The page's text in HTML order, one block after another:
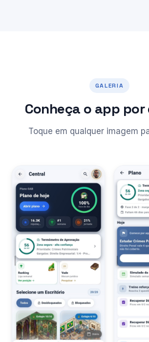
GALERIA
Conheça o app
Toque em qualquer imagem